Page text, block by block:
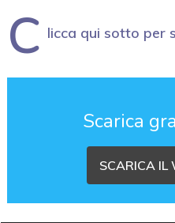
C licca qui sotto per
Scarica
SCARICA IL